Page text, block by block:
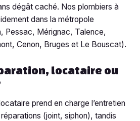
dégât caché. Nos plombiers à
dans la métropole
Pessac, Mérignac, Talence,
Cenon, Bruges et Le Bouscat).
locataire ou
prend en charge l’entretien
(joint, siphon), tandis